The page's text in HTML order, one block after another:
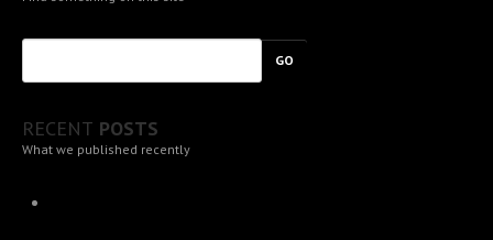
TELEFON: 04503/4590 WHATSAPP: 0176/55864501
GO
RECENT POSTS
What we published recently